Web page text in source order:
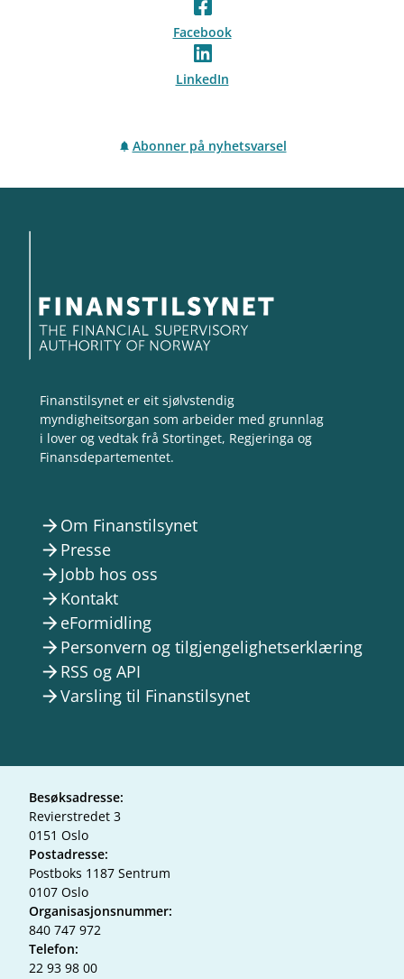
Facebook
LinkedIn
Abonner på nyhetsvarsel
Finanstilsynet er eit sjølvstendig
myndigheitsorgan som arbeider med grunnlag
i lover og vedtak frå Stortinget, Regjeringa og
Finansdepartementet.
arrow_forward Om Finanstilsynet
arrow_forward Presse
arrow_forward Jobb hos oss
arrow_forward Kontakt
arrow_forward eFormidling
arrow_forward Personvern og tilgjengelighetserklæring
arrow_forward RSS og API
arrow_forwardVarsling til Finanstilsynet
Besøksadresse:
Revierstredet 3
0151 Oslo
Postadresse:
Postboks 1187 Sentrum
0107 Oslo
Organisasjonsnummer:
840 747 972
Telefon:
22 93 98 00